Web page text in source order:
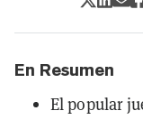
En Resumen
El popular